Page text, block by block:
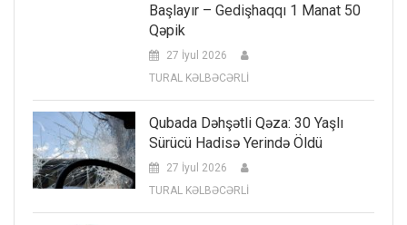
Başlayır – Gedişhaqqı 1 Manat 50
Qəpik
27 İyul 2026
TURAL KƏLBƏCƏRLİ
Qubada Dəhşətli Qəza: 30 Yaşlı
Sürücü Hadisə Yerində Öldü
27 İyul 2026
TURAL KƏLBƏCƏRLİ